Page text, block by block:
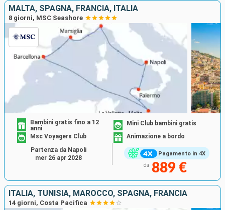
MALTA, SPAGNA, FRANCIA, ITALIA
8 giorni, MSC Seashore
Pagamento in 4X
Bambini gratis fino a 12
anni
Mini Club bambini gratis
Msc Voyagers Club
Animazione a bordo
da 889 €
Partenza da Napoli
mer 26 apr 2028
ITALIA, TUNISIA, MAROCCO, SPAGNA, FRANCIA
14 giorni, Costa Pacifica